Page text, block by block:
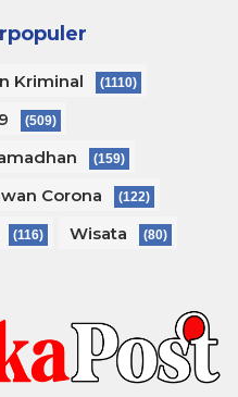
Kriminal (1110)
(509)
(159)
Corona (122)
(116) Wisata (80)